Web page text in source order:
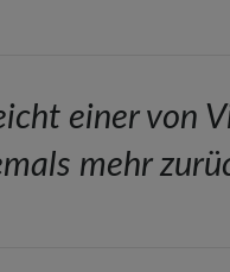
einer von
mehr